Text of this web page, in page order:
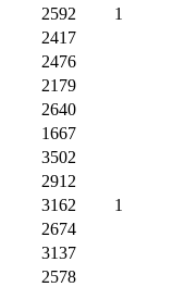
2592
1
2417
2476
2179
2640
1667
3502
2912
3162
1
2674
3137
2578